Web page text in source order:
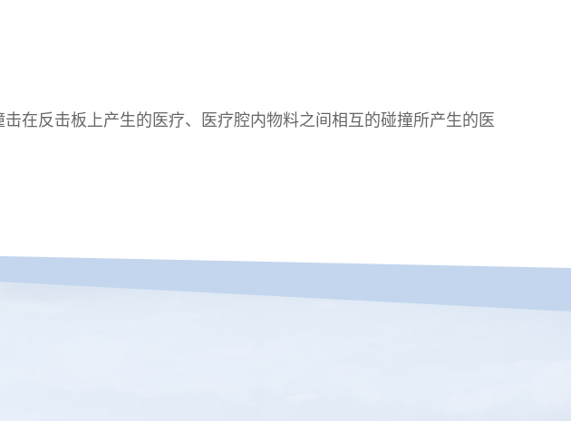
在反击板上产生的医疗、医疗腔内物料之间相互的碰撞所产生的医